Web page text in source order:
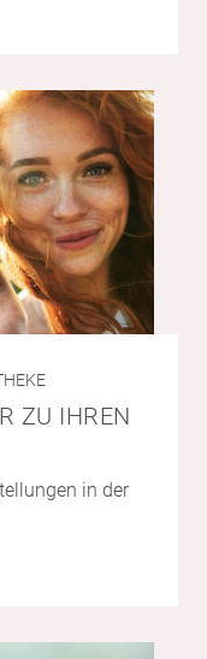
ZU IHREN
in der